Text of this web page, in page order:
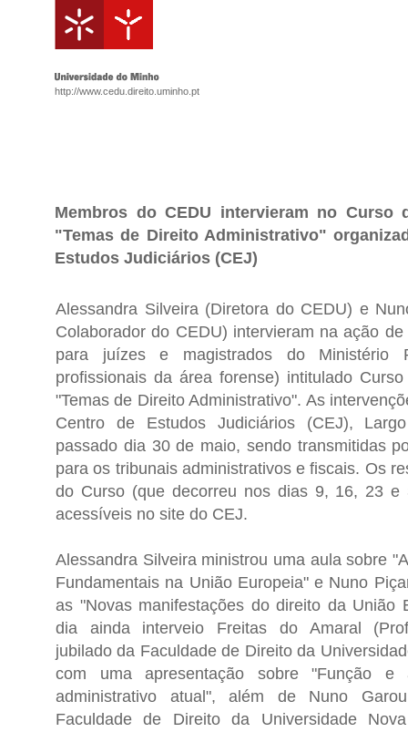
http://www.cedu.direito.uminho.pt
Membros do CEDU intervieram no Curso
"Temas de Direito Administrativo"
Estudos Judiciários (CEJ)
Alessandra Silveira (Diretora do CEDU) e
Colaborador do CEDU) intervieram na ação
para juízes e magistrados do Ministério
profissionais da área forense) intitulado
"Temas de Direito Administrativo". As
Centro de Estudos Judiciários (CEJ),
passado dia 30 de maio, sendo transmitidas
para os tribunais administrativos e fiscais. Os
do Curso (que decorreu nos dias 9, 16, 23 e
acessíveis no site do CEJ.
Alessandra Silveira ministrou uma aula sobre
Fundamentais na União Europeia" e Nuno
as "Novas manifestações do direito da União
dia ainda interveio Freitas do Amaral
jubilado da Faculdade de Direito da
com uma apresentação sobre "Função e
administrativo atual", além de Nuno
Faculdade de Direito da Universidade